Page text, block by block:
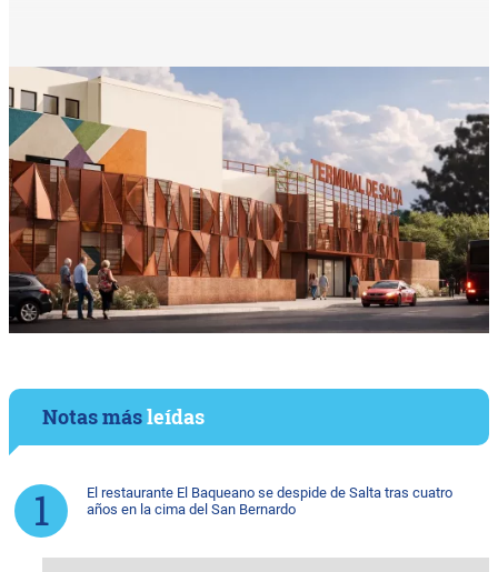
Notas másleídas
El restaurante El Baqueano se despide de Salta tras cuatro
años en la cima del San Bernardo